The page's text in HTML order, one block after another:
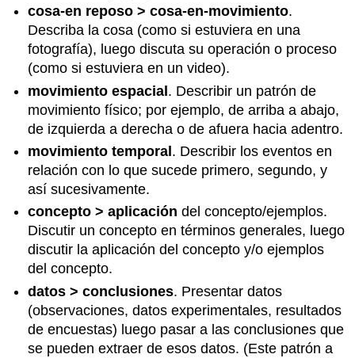
cosa-en reposo > cosa-en-movimiento.
Describa la cosa (como si estuviera en una
fotografía), luego discuta su operación o proceso
(como si estuviera en un video).
movimiento espacial. Describir un patrón de
movimiento físico; por ejemplo, de arriba a abajo,
de izquierda a derecha o de afuera hacia adentro.
movimiento temporal . Describir los eventos en
relación con lo que sucede primero, segundo, y
así sucesivamente.
concepto > aplicación del concepto/ejemplos.
Discutir un concepto en términos generales, luego
discutir la aplicación del concepto y/o ejemplos
del concepto.
datos > conclusiones. Presentar datos
(observaciones, datos experimentales, resultados
de encuestas) luego pasar a las conclusiones que
se pueden extraer de esos datos. (Este patrón a